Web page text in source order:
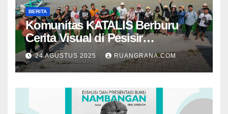
BERITA
Komunitas KATALIS Berburu
Cerita Visual di Pesisir
Nambangan
24 AGUSTUS 2025 RUANGRANA.COM